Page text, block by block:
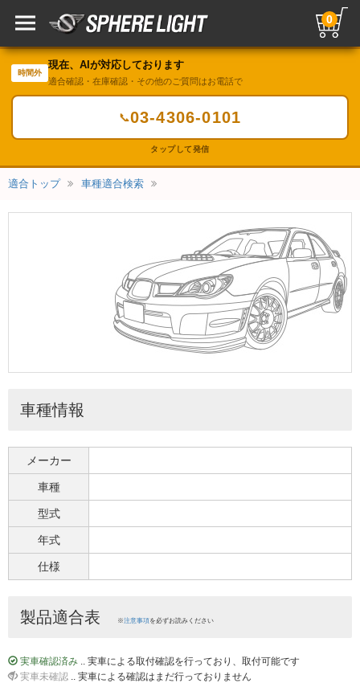
0
時間外
現在、AIが対応しております
適合確認・在庫確認・その他のご質問はお電話で
📞03-4306-0101
タップして発信
適合トップ 車種適合検索
車種情報
メーカー
車種
型式
年式
仕様
製品適合表 ※注意事項を必ずお読みください
実車確認済み .. 実車による取付確認を行っており、取付可能です
実車未確認 .. 実車による確認はまだ行っておりません